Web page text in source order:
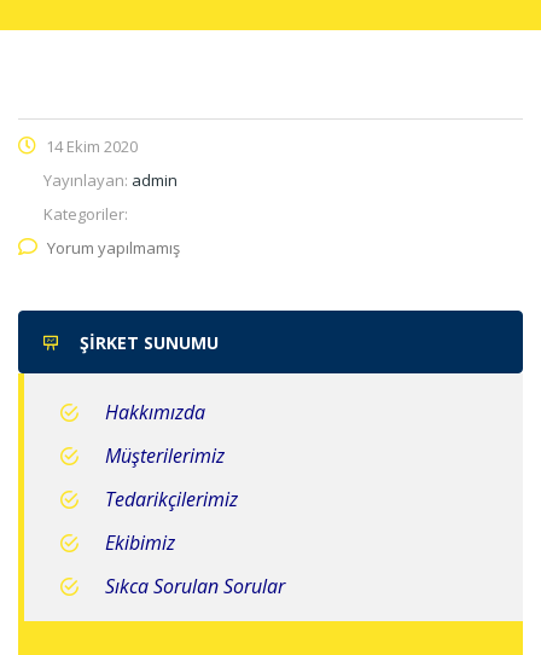
14 Ekim 2020
Yayınlayan: admin
Kategoriler:
Yorum yapılmamış
ŞIRKET SUNUMU
Hakkımızda
Müşterilerimiz
Tedarikçilerimiz
Ekibimiz
Sıkca Sorulan Sorular